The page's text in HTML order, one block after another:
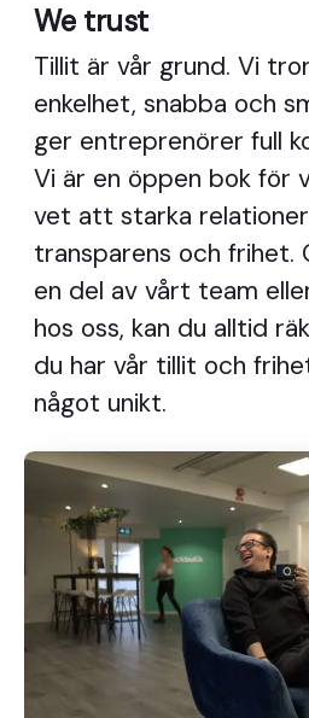
We trust
Tillit är vår grund. Vi
enkelhet, snabba och
ger entreprenörer full
Vi är en öppen bok för
vet att starka
transparens och frihet.
en del av vårt team
hos oss, kan du alltid
du har vår tillit och
något unikt.